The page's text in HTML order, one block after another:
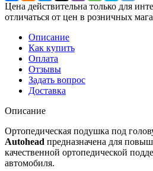
Цена действительна только для
отличаться от цен в розничных
Описание
Как купить
Оплата
Отзывы
Задать вопрос
Доставка
Описание
Ортопедическая подушка под
Autohead предназначена для
качественной ортопедической
автомобиля.